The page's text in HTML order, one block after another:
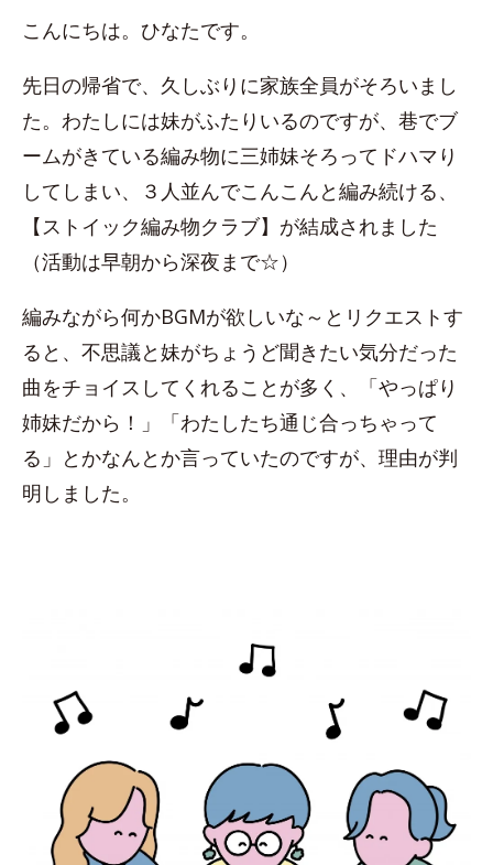
こんにちは。ひなたです。
先日の帰省で、久しぶりに家族全員がそろいまし
た。わたしには妹がふたりいるのですが、巷でブ
ームがきている編み物に三姉妹そろってドハマり
してしまい、３人並んでこんこんと編み続ける、
【ストイック編み物クラブ】が結成されました
（活動は早朝から深夜まで☆）
編みながら何かBGMが欲しいな～とリクエストす
ると、不思議と妹がちょうど聞きたい気分だった
曲をチョイスしてくれることが多く、「やっぱり
姉妹だから！」「わたしたち通じ合っちゃって
る」とかなんとか言っていたのですが、理由が判
明しました。